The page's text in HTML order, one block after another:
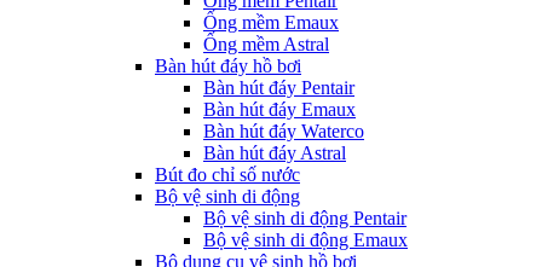
Ống mềm Emaux
Ống mềm Astral
Bàn hút đáy hồ bơi
Bàn hút đáy Pentair
Bàn hút đáy Emaux
Bàn hút đáy Waterco
Bàn hút đáy Astral
Bút đo chỉ số nước
Bộ vệ sinh di động
Bộ vệ sinh di động Pentair
Bộ vệ sinh di động Emaux
Bộ dụng cụ vệ sinh hồ bơi